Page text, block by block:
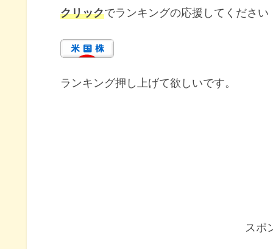
クリックでランキングの応援してください
ランキング押し上げて欲しいです。
スポ